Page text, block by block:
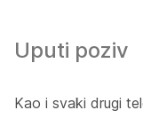
Uputi poziv
Kao i svaki drugi